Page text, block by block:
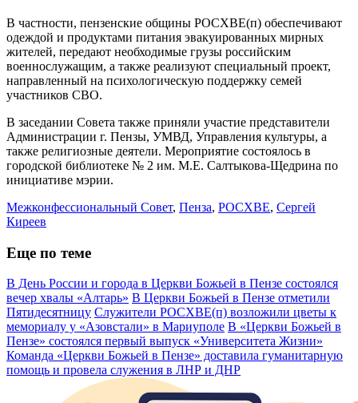
В частности, пензенские общины РОСХВЕ(п) обеспечивают
одеждой и продуктами питания эвакуированных мирных
жителей, передают необходимые грузы российским
военнослужащим, а также реализуют специальный проект,
направленный на психологическую поддержку семей
участников СВО.
В заседании Совета также приняли участие представители
Администрации г. Пензы, УМВД, Управления культуры, а
также религиозные деятели. Мероприятие состоялось в
городской библиотеке № 2 им. М.Е. Салтыкова-Щедрина по
инициативе мэрии.
Межконфессиональный Совет, Пенза, РОСХВЕ, Сергей
Киреев
Еще по теме
В День России и города в Церкви Божьей в Пензе состоялся
вечер хвалы «Алтарь» В Церкви Божьей в Пензе отметили
Пятидесятницу Служители РОСХВЕ(п) возложили цветы к
мемориалу у «Азовстали» в Мариуполе В «Церкви Божьей в
Пензе» состоялся первый выпуск «Университета Жизни»
Команда «Церкви Божьей в Пензе» доставила гуманитарную
помощь и провела служения в ЛНР и ДНР